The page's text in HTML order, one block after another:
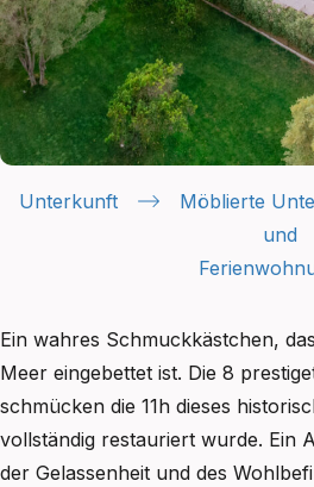
Unterkunft
Möblierte
und
Ein wahres Schmuckkästchen,
Meer eingebettet ist. Die 8
schmücken die 11h dieses
vollständig restauriert wurde. Ein
der Gelassenheit und des